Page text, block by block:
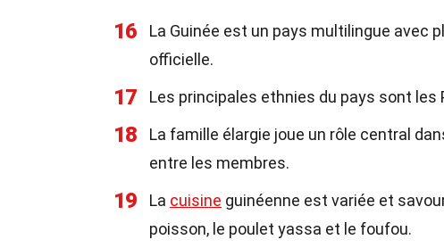
16
La Guinée est un pays multilingue avec
officielle.
17 Les principales ethnies du pays sont les
18
La famille élargie joue un rôle central
entre les membres.
19 La cuisine guinéenne est variée et
poisson, le poulet yassa et le foufou.